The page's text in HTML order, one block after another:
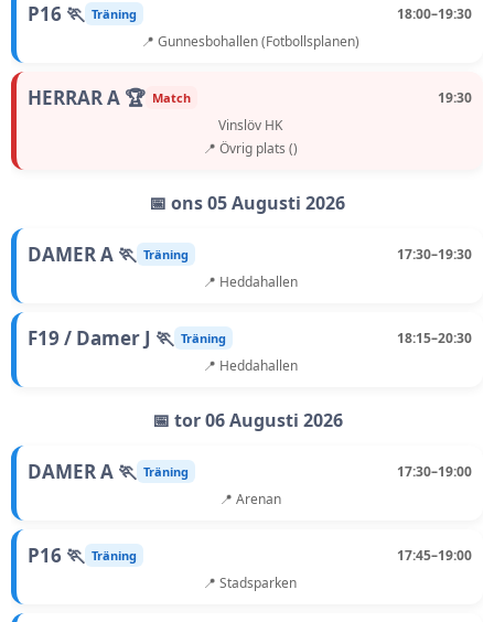
P16 🏃 Träning
18:00–19:30
📍 Gunnesbohallen (Fotbollsplanen)
HERRAR A 🏆 Match
19:30
Vinslöv HK
📍 Övrig plats ()
📅 ons 05 Augusti 2026
DAMER A 🏃 Träning
17:30–19:30
📍 Heddahallen
F19 / Damer J 🏃 Träning
18:15–20:30
📍 Heddahallen
📅 tor 06 Augusti 2026
DAMER A 🏃 Träning
17:30–19:00
📍 Arenan
P16 🏃 Träning
17:45–19:00
📍 Stadsparken